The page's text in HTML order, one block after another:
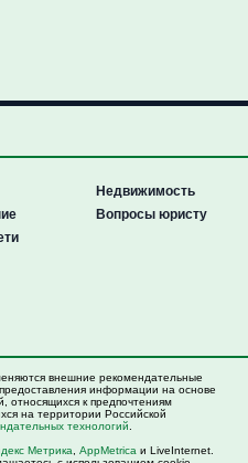
Недвижимость
Вопросы юристу
внешние рекомендательные
информации на основе
относящихся к предпочтениям
на территории Российской
технологий
Метрика AppMetrica и LiveInternet.